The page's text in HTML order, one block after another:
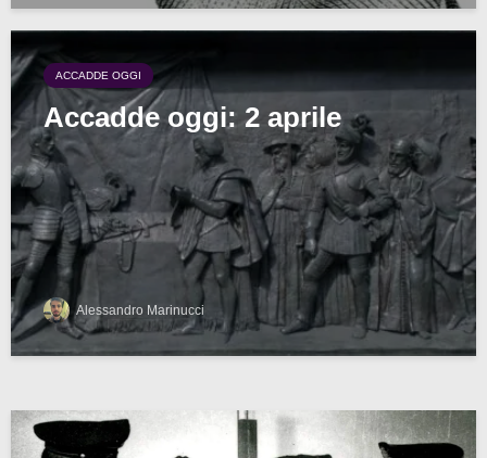
ACCADDE OGGI
Accadde oggi: 2 aprile
Alessandro Marinucci